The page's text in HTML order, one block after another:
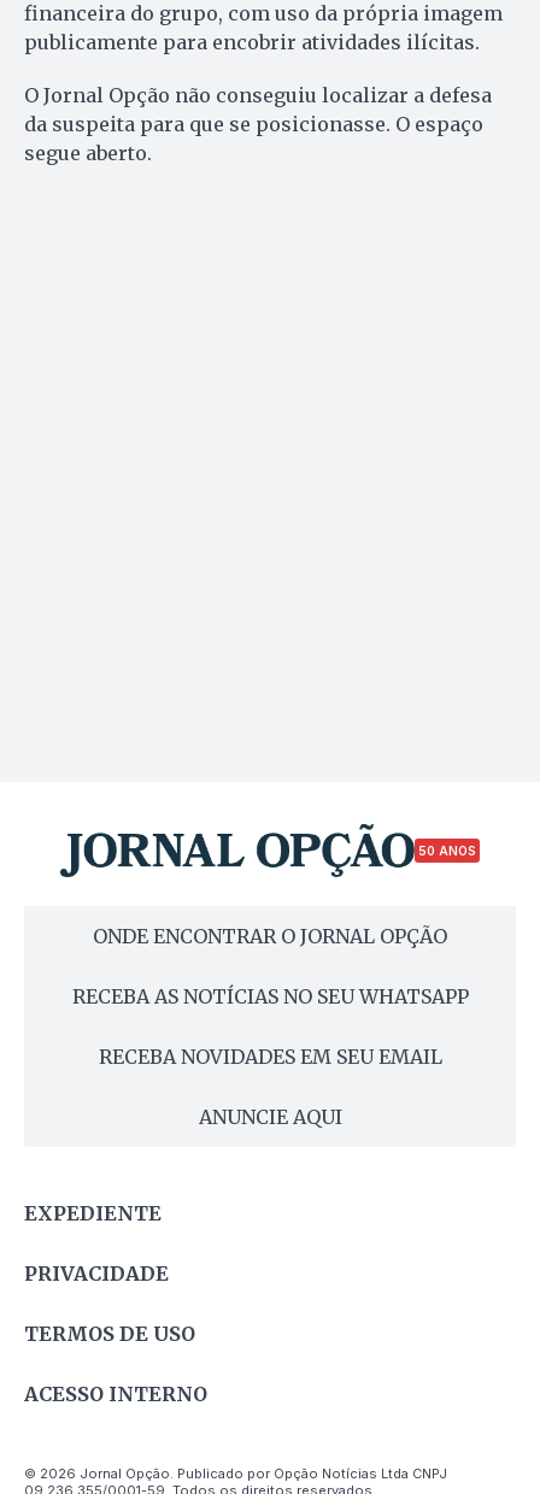
financeira do grupo, com uso da própria imagem
publicamente para encobrir atividades ilícitas.
O Jornal Opção não conseguiu localizar a defesa
da suspeita para que se posicionasse. O espaço
segue aberto.
50 ANOS
ONDE ENCONTRAR O JORNAL OPÇÃO
RECEBA AS NOTÍCIAS NO SEU WHATSAPP
RECEBA NOVIDADES EM SEU EMAIL
ANUNCIE AQUI
EXPEDIENTE
PRIVACIDADE
TERMOS DE USO
ACESSO INTERNO
© 2026 Jornal Opção. Publicado por Opção Notícias Ltda CNPJ
09.236.355/0001-59. Todos os direitos reservados.